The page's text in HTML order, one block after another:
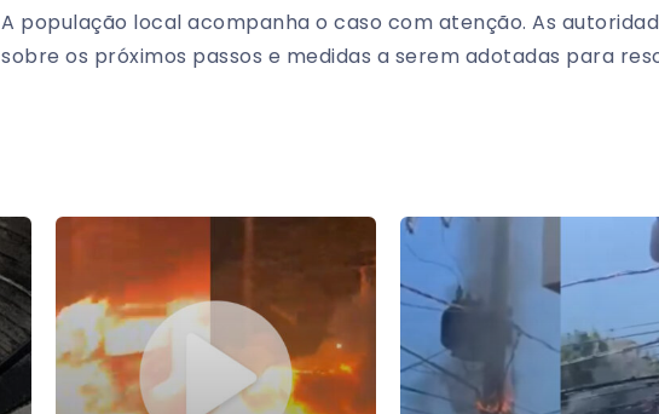
A população local acompanha o caso com atenção. As
sobre os próximos passos e medidas a serem adotadas para